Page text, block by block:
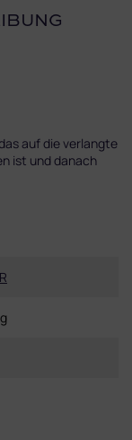
auf die verlangte
ist und danach